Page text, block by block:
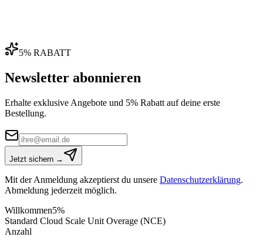
5% RABATT
Newsletter abonnieren
Erhalte exklusive Angebote und 5% Rabatt auf deine erste
Bestellung.
Jetzt sichern →
Mit der Anmeldung akzeptierst du unsere Datenschutzerklärung.
Abmeldung jederzeit möglich.
Willkommen5%
Standard Cloud Scale Unit Overage (NCE)
Anzahl